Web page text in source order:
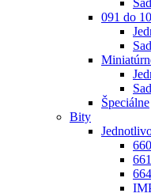
091 do
Špeciálne
Bity